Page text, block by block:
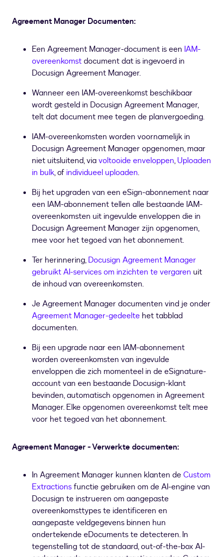
Agreement Manager Documenten:
Een Agreement Manager-document is een IAM-
overeenkomstdocument dat is ingevoerd in
Docusign Agreement Manager.
Wanneer een IAM-overeenkomst beschikbaar
wordt gesteld in Docusign Agreement Manager,
telt dat document mee tegen de planvergoeding.
IAM-overeenkomsten worden voornamelijk in
Docusign Agreement Manager opgenomen, maar
niet uitsluitend, viavoltooide enveloppen,Uploaden
in bulk, of individueel uploaden.
Bij het upgraden van een eSign-abonnement naar
een IAM-abonnement tellen alle bestaande IAM-
overeenkomsten uit ingevulde enveloppen die in
Docusign Agreement Manager zijn opgenomen,
mee voor het tegoed van het abonnement.
Ter herinnering,Docusign Agreement Manager
gebruikt AI-services om inzichten te vergaren uit
de inhoud van overeenkomsten.
Je Agreement Manager documenten vind je onder
Agreement Manager-gedeelte het tabblad
documenten.
Bij een upgrade naar een IAM-abonnement
worden overeenkomsten van ingevulde
enveloppen die zich momenteel in de eSignature-
account van een bestaande Docusign-klant
bevinden, automatisch opgenomen in Agreement
Manager. Elke opgenomen overeenkomst telt mee
voor het tegoed van het abonnement.
Agreement Manager - Verwerkte documenten:
In Agreement Manager kunnen klanten deCustom
Extractionsfunctie gebruiken om de AI-engine van
Docusign te instrueren om aangepaste
overeenkomsttypes te identificeren en
aangepaste veldgegevens binnen hun
ondertekende eDocuments te detecteren. In
tegenstelling tot de standaard, out-of-the-box AI-